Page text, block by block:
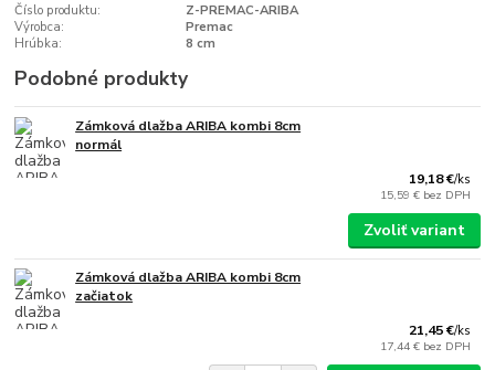
Číslo produktu:
Z-PREMAC-ARIBA
Výrobca:
Premac
Hrúbka:
8 cm
Podobné produkty
Zámková dlažba ARIBA kombi 8cm
normál
19,18 €/ks
15,59 € bez DPH
Zvoliť variant
Zámková dlažba ARIBA kombi 8cm
začiatok
21,45 €/ks
17,44 € bez DPH